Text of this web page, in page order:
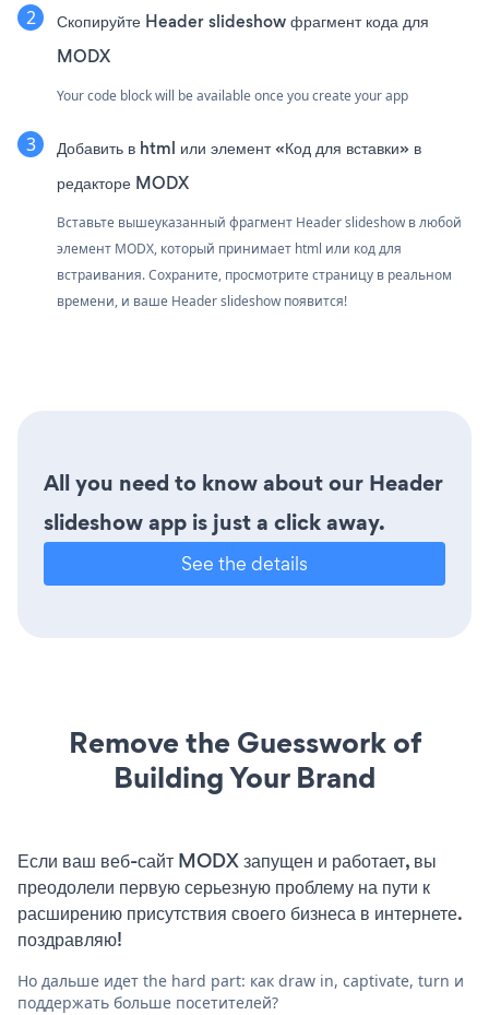
Скопируйте Header slideshow фрагмент кода для
MODX
Your code block will be available once you create your app
Добавить в html или элемент «Код для вставки» в
редакторе MODX
Вставьте вышеуказанный фрагмент Header slideshow в любой
элемент MODX, который принимает html или код для
встраивания. Сохраните, просмотрите страницу в реальном
времени, и ваше Header slideshow появится!
All you need to know about our Header
slideshow app is just a click away.
See the details
Remove the Guesswork of
Building Your Brand
Если ваш веб-сайт MODX запущен и работает, вы
преодолели первую серьезную проблему на пути к
расширению присутствия своего бизнеса в интернете.
поздравляю!
Но дальше идет the hard part: как draw in, captivate, turn и
поддержать больше посетителей?